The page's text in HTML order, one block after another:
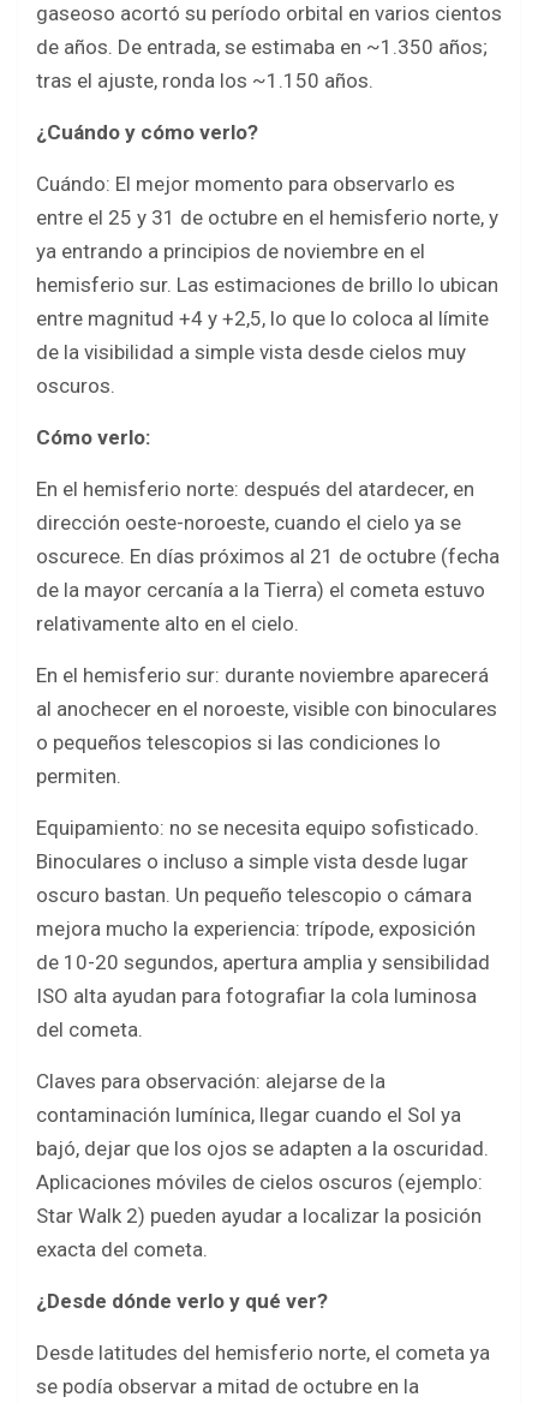
gaseoso acortó su período orbital en varios cientos
de años. De entrada, se estimaba en ~1.350 años;
tras el ajuste, ronda los ~1.150 años.
¿Cuándo y cómo verlo?
Cuándo: El mejor momento para observarlo es
entre el 25 y 31 de octubre en el hemisferio norte, y
ya entrando a principios de noviembre en el
hemisferio sur. Las estimaciones de brillo lo ubican
entre magnitud +4 y +2,5, lo que lo coloca al límite
de la visibilidad a simple vista desde cielos muy
oscuros.
Cómo verlo:
En el hemisferio norte: después del atardecer, en
dirección oeste-noroeste, cuando el cielo ya se
oscurece. En días próximos al 21 de octubre (fecha
de la mayor cercanía a la Tierra) el cometa estuvo
relativamente alto en el cielo.
En el hemisferio sur: durante noviembre aparecerá
al anochecer en el noroeste, visible con binoculares
o pequeños telescopios si las condiciones lo
permiten.
Equipamiento: no se necesita equipo sofisticado.
Binoculares o incluso a simple vista desde lugar
oscuro bastan. Un pequeño telescopio o cámara
mejora mucho la experiencia: trípode, exposición
de 10-20 segundos, apertura amplia y sensibilidad
ISO alta ayudan para fotografiar la cola luminosa
del cometa.
Claves para observación: alejarse de la
contaminación lumínica, llegar cuando el Sol ya
bajó, dejar que los ojos se adapten a la oscuridad.
Aplicaciones móviles de cielos oscuros (ejemplo:
Star Walk 2) pueden ayudar a localizar la posición
exacta del cometa.
¿Desde dónde verlo y qué ver?
Desde latitudes del hemisferio norte, el cometa ya
se podía observar a mitad de octubre en la